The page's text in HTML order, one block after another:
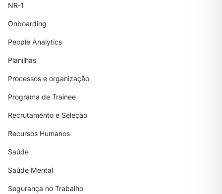
NR-1
Onboarding
People Analytics
Planilhas
Processos e organização
Programa de Trainee
Recrutamento e Seleção
Recursos Humanos
Saúde
Saúde Mental
Segurança no Trabalho